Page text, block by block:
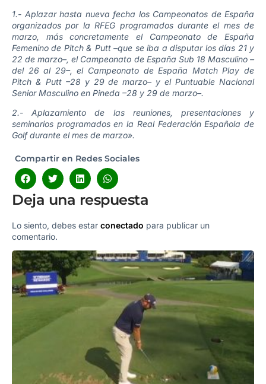
1.- Aplazar hasta nueva fecha los Campeonatos de España
organizados por la RFEG programados durante el mes de
marzo, más concretamente el Campeonato de España
Femenino de Pitch & Putt –que se iba a disputar los días 21 y
22 de marzo–, el Campeonato de España Sub 18 Masculino ­–
del 26 al 29–, el Campeonato de España Match Play de
Pitch & Putt –28 y 29 de marzo– y el Puntuable Nacional
Senior Masculino en Pineda –28 y 29 de marzo–.
2.- Aplazamiento de las reuniones, presentaciones y
seminarios programados en la Real Federación Española de
Golf durante el mes de marzo».
Compartir en Redes Sociales
Deja una respuesta
Lo siento, debes estar conectado para publicar un
comentario.